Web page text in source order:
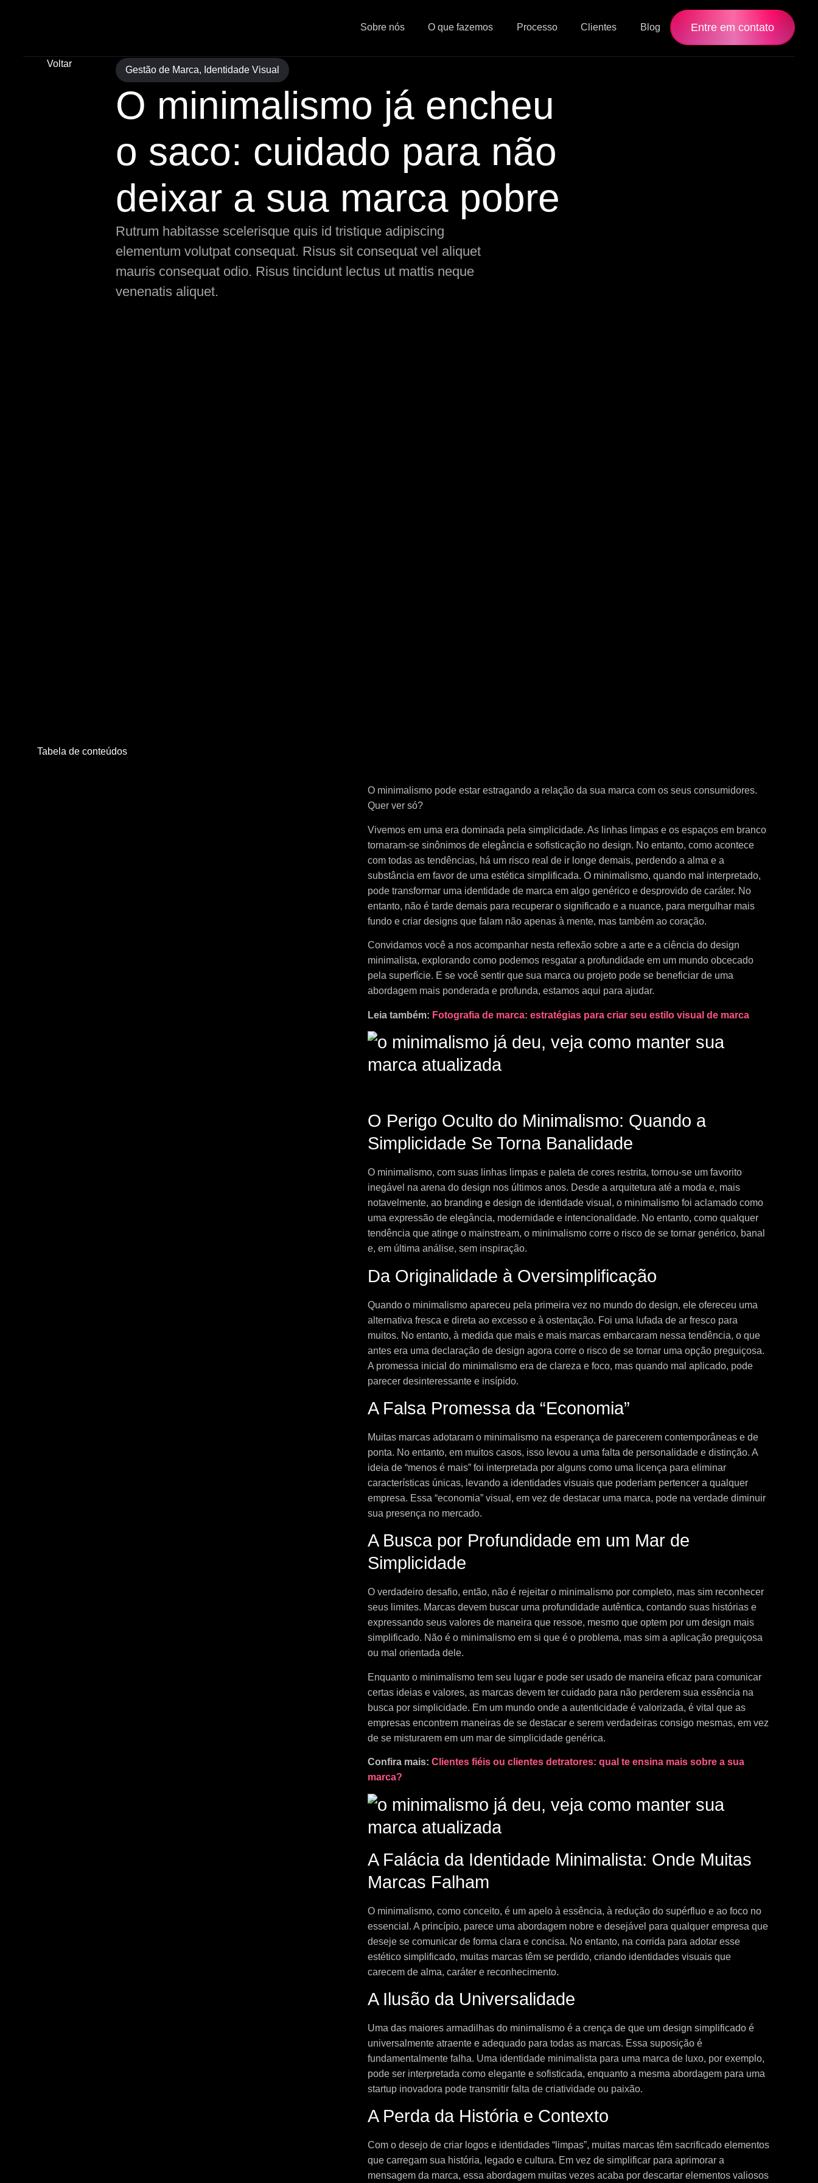
Sobre nós O que fazemos Processo Clientes Blog Entre em contato
Voltar
Gestão de Marca, Identidade Visual
O minimalismo já encheu
o saco: cuidado para não
deixar a sua marca pobre
Rutrum habitasse scelerisque quis id tristique adipiscing
elementum volutpat consequat. Risus sit consequat vel aliquet
mauris consequat odio. Risus tincidunt lectus ut mattis neque
venenatis aliquet.
Tabela de conteúdos
O minimalismo pode estar estragando a relação da sua marca com os seus consumidores.
Quer ver só?
Vivemos em uma era dominada pela simplicidade. As linhas limpas e os espaços em branco
tornaram-se sinônimos de elegância e sofisticação no design. No entanto, como acontece
com todas as tendências, há um risco real de ir longe demais, perdendo a alma e a
substância em favor de uma estética simplificada. O minimalismo, quando mal interpretado,
pode transformar uma identidade de marca em algo genérico e desprovido de caráter. No
entanto, não é tarde demais para recuperar o significado e a nuance, para mergulhar mais
fundo e criar designs que falam não apenas à mente, mas também ao coração.
Convidamos você a nos acompanhar nesta reflexão sobre a arte e a ciência do design
minimalista, explorando como podemos resgatar a profundidade em um mundo obcecado
pela superfície. E se você sentir que sua marca ou projeto pode se beneficiar de uma
abordagem mais ponderada e profunda, estamos aqui para ajudar.
Leia também: Fotografia de marca: estratégias para criar seu estilo visual de marca
O Perigo Oculto do Minimalismo: Quando a
Simplicidade Se Torna Banalidade
O minimalismo, com suas linhas limpas e paleta de cores restrita, tornou-se um favorito
inegável na arena do design nos últimos anos. Desde a arquitetura até a moda e, mais
notavelmente, ao branding e design de identidade visual, o minimalismo foi aclamado como
uma expressão de elegância, modernidade e intencionalidade. No entanto, como qualquer
tendência que atinge o mainstream, o minimalismo corre o risco de se tornar genérico, banal
e, em última análise, sem inspiração.
Da Originalidade à Oversimplificação
Quando o minimalismo apareceu pela primeira vez no mundo do design, ele ofereceu uma
alternativa fresca e direta ao excesso e à ostentação. Foi uma lufada de ar fresco para
muitos. No entanto, à medida que mais e mais marcas embarcaram nessa tendência, o que
antes era uma declaração de design agora corre o risco de se tornar uma opção preguiçosa.
A promessa inicial do minimalismo era de clareza e foco, mas quando mal aplicado, pode
parecer desinteressante e insípido.
A Falsa Promessa da “Economia”
Muitas marcas adotaram o minimalismo na esperança de parecerem contemporâneas e de
ponta. No entanto, em muitos casos, isso levou a uma falta de personalidade e distinção. A
ideia de “menos é mais” foi interpretada por alguns como uma licença para eliminar
características únicas, levando a identidades visuais que poderiam pertencer a qualquer
empresa. Essa “economia” visual, em vez de destacar uma marca, pode na verdade diminuir
sua presença no mercado.
A Busca por Profundidade em um Mar de
Simplicidade
O verdadeiro desafio, então, não é rejeitar o minimalismo por completo, mas sim reconhecer
seus limites. Marcas devem buscar uma profundidade autêntica, contando suas histórias e
expressando seus valores de maneira que ressoe, mesmo que optem por um design mais
simplificado. Não é o minimalismo em si que é o problema, mas sim a aplicação preguiçosa
ou mal orientada dele.
Enquanto o minimalismo tem seu lugar e pode ser usado de maneira eficaz para comunicar
certas ideias e valores, as marcas devem ter cuidado para não perderem sua essência na
busca por simplicidade. Em um mundo onde a autenticidade é valorizada, é vital que as
empresas encontrem maneiras de se destacar e serem verdadeiras consigo mesmas, em vez
de se misturarem em um mar de simplicidade genérica.
Confira mais: Clientes fiéis ou clientes detratores: qual te ensina mais sobre a sua
marca?
A Falácia da Identidade Minimalista: Onde Muitas
Marcas Falham
O minimalismo, como conceito, é um apelo à essência, à redução do supérfluo e ao foco no
essencial. A princípio, parece uma abordagem nobre e desejável para qualquer empresa que
deseje se comunicar de forma clara e concisa. No entanto, na corrida para adotar esse
estético simplificado, muitas marcas têm se perdido, criando identidades visuais que
carecem de alma, caráter e reconhecimento.
A Ilusão da Universalidade
Uma das maiores armadilhas do minimalismo é a crença de que um design simplificado é
universalmente atraente e adequado para todas as marcas. Essa suposição é
fundamentalmente falha. Uma identidade minimalista para uma marca de luxo, por exemplo,
pode ser interpretada como elegante e sofisticada, enquanto a mesma abordagem para uma
startup inovadora pode transmitir falta de criatividade ou paixão.
A Perda da História e Contexto
Com o desejo de criar logos e identidades “limpas”, muitas marcas têm sacrificado elementos
que carregam sua história, legado e cultura. Em vez de simplificar para aprimorar a
mensagem da marca, essa abordagem muitas vezes acaba por descartar elementos valiosos